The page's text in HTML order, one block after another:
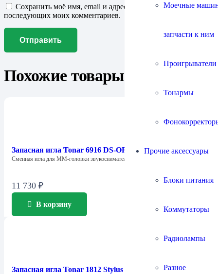
Моечные
запчасти к ним
Тонармы
Прочие аксессуары
Блоки питания
Коммутаторы
Радиолампы
Разное
Сохранить моё имя, email и адрес сайта в этом браузере для
последующих моих комментариев.
Похожие товары
Запасная игла Tonar 6916 DS-OR E-Plugger stylus
Сменная игла для ММ-головки звукоснимателя Tonar…
11 730 ₽
В корзину
Запасная игла Tonar 1812 Stylus Banana